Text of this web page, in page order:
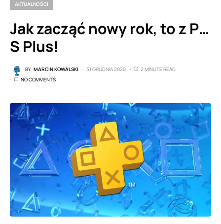
AKTUALNOŚCI
Jak zacząć nowy rok, to z P…
S Plus!
BY MARCIN KOWALSKI 31 GRUDNIA 2020
2 MINUTE READ
NO COMMENTS